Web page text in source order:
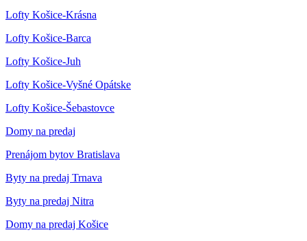
Lofty Košice-Krásna
Lofty Košice-Barca
Lofty Košice-Juh
Lofty Košice-Vyšné Opátske
Lofty Košice-Šebastovce
Domy na predaj
Prenájom bytov Bratislava
Byty na predaj Trnava
Byty na predaj Nitra
Domy na predaj Košice